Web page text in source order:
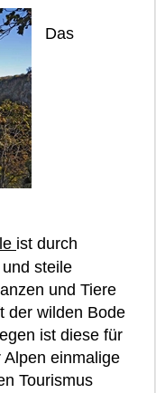
Das
ist durch
steile
und Tiere
der wilden Bode
ist diese für
einmalige
Tourismus